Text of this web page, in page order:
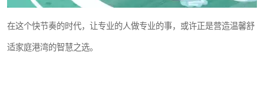
在这个快节奏的时代，让专业的人做专业的事，或许正是营造温馨舒
适家庭港湾的智慧之选。